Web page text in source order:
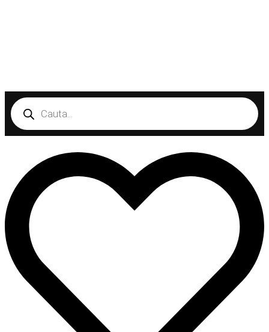
search